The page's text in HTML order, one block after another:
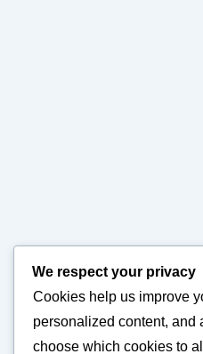
We respect your privacy
Cookies help us improve
personalized content, and
choose which cookies to